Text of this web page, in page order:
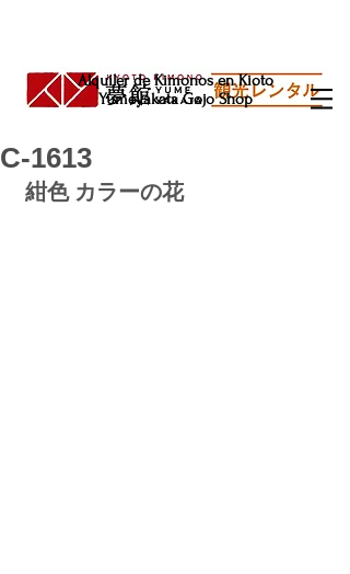
Alquiler de Kimonos en Kioto
Yumeyakata Gojo Shop
C-1613
紺色 カラーの花